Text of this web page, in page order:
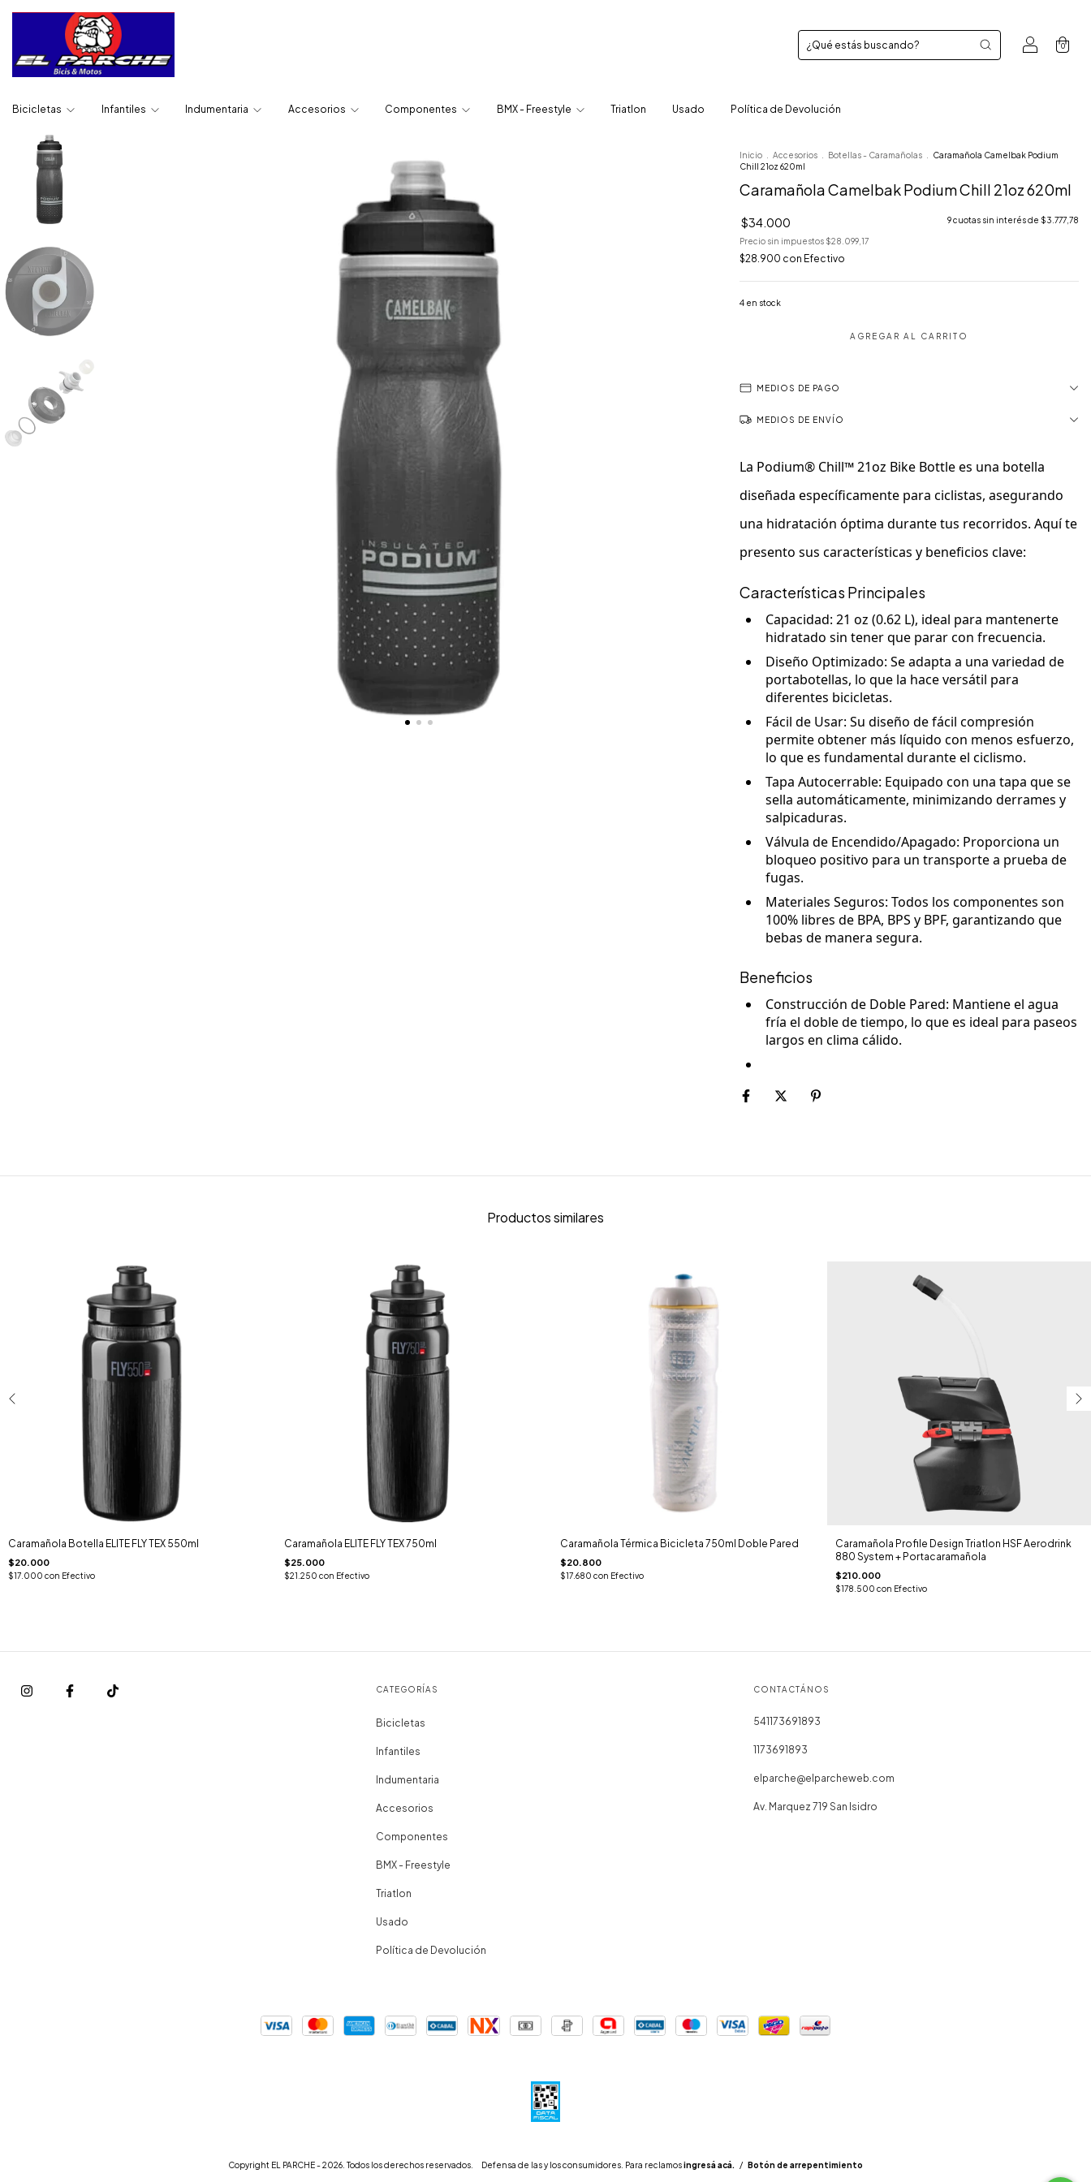
0
Bicicletas Infantiles Indumentaria Accesorios Componentes BMX - Freestyle Triatlon Usado Política de Devolución
Inicio Accesorios Botellas - Caramañolas
Caramañola Camelbak Podium
Chill 21oz 620ml
Caramañola Camelbak Podium Chill 21oz 620ml
$34.000 9cuotas sin interés de $3.777,78
Precio sin impuestos $28.099,17
$28.900 con Efectivo
4 en stock
MEDIOS DE PAGO
MEDIOS DE ENVÍO
La Podium® Chill™ 21oz Bike Bottlees una botella
diseñada específicamente para ciclistas, asegurando
una hidratación óptima durante tus recorridos. Aquí te
presento sus características y beneficios clave:
Características Principales
Capacidad: 21 oz (0.62 L), ideal para mantenerte
hidratado sin tener que parar con frecuencia.
Diseño Optimizado: Se adapta a una variedad de
portabotellas, lo que la hace versátil para
diferentes bicicletas.
Fácil de Usar: Su diseño de fácil compresión
permite obtener más líquido con menos esfuerzo,
lo que es fundamental durante el ciclismo.
Tapa Autocerrable: Equipado con una tapa que se
sella automáticamente, minimizando derrames y
salpicaduras.
Válvula de Encendido/Apagado: Proporciona un
bloqueo positivo para un transporte a prueba de
fugas.
Materiales Seguros: Todos los componentes son
100% libres de BPA, BPS y BPF, garantizando que
bebas de manera segura.
Beneficios
Construcción de Doble Pared: Mantiene el agua
fría el doble de tiempo, lo que es ideal para paseos
largos en clima cálido.
Productos similares
Caramañola Botella ELITE FLY TEX 550ml
$20.000
$17.000 con Efectivo
Caramañola ELITE FLY TEX 750ml
$25.000
$21.250 con Efectivo
Caramañola Térmica Bicicleta 750ml Doble Pared
$20.800
$17.680 con Efectivo
Caramañola Profile Design Triatlon HSF Aerodrink
880 System + Portacaramañola
$210.000
$178.500con Efectivo
CATEGORÍAS
Bicicletas
Infantiles
Indumentaria
Accesorios
Componentes
BMX - Freestyle
Triatlon
Usado
Política de Devolución
CONTACTÁNOS
541173691893
1173691893
elparche@elparcheweb.com
Av. Marquez 719 San Isidro
Copyright EL PARCHE - 2026. Todos los derechos reservados. Defensa de las y los consumidores. Para reclamosingresá acá. / Botón de arrepentimiento